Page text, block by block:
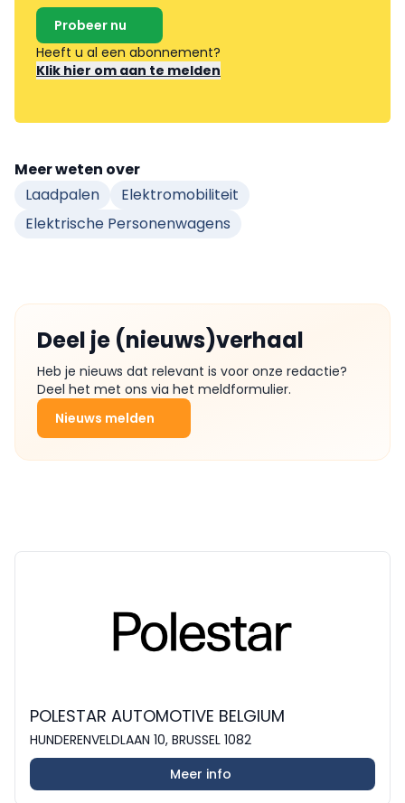
Probeer nu
Heeft u al een abonnement?
Klik hier om aan te melden
Meer weten over
Laadpalen
Elektromobiliteit
Elektrische Personenwagens
Deel je (nieuws)verhaal
Heb je nieuws dat relevant is voor onze redactie?
Deel het met ons via het meldformulier.
Nieuws melden
POLESTAR AUTOMOTIVE BELGIUM
HUNDERENVELDLAAN 10, BRUSSEL 1082
Meer info